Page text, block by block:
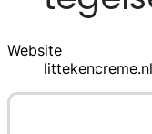
Website
littekencreme.nl